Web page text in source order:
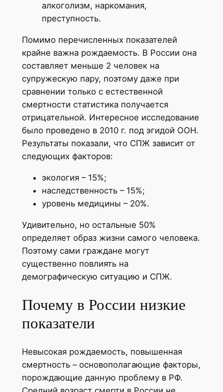
алкоголизм, наркомания,
преступность.
Помимо перечисленных показателей
крайне важна рождаемость. В России она
составляет меньше 2 человек на
супружескую пару, поэтому даже при
сравнении только с естественной
смертности статистика получается
отрицательной. Интересное исследование
было проведено в 2010 г. под эгидой ООН.
Результаты показали, что СПЖ зависит от
следующих факторов:
экология – 15%;
наследственность – 15%;
уровень медицины – 20%.
Удивительно, но остальные 50%
определяет образ жизни самого человека.
Поэтому сами граждане могут
существенно повлиять на
демографическую ситуацию и СПЖ.
Почему в России низкие
показатели
Невысокая рождаемость, повышенная
смертность – основополагающие факторы,
порождающие данную проблему в РФ.